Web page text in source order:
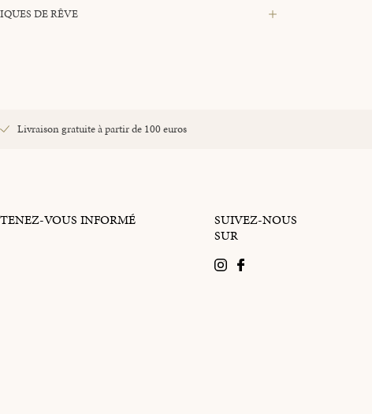
DE RÊVE
Livraison gratuite à partir de 100 euros
TENEZ-VOUS INFORMÉ
SUIVEZ-NOUS
SUR